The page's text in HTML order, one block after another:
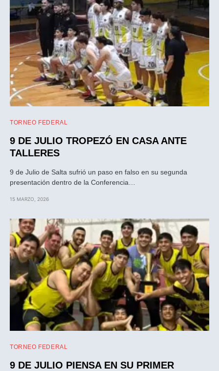
TORNEO FEDERAL
9 DE JULIO TROPEZÓ EN CASA ANTE
TALLERES
9 de Julio de Salta sufrió un paso en falso en su segunda
presentación dentro de la Conferencia…
15 MARZO, 2026
TORNEO FEDERAL
9 DE JULIO PIENSA EN SU PRIMER